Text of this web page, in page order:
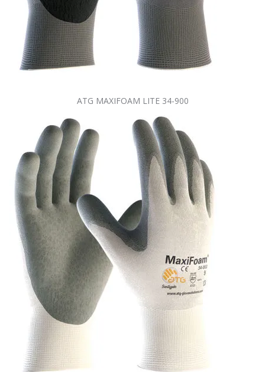
ATG MAXIFOAM LITE 34-900